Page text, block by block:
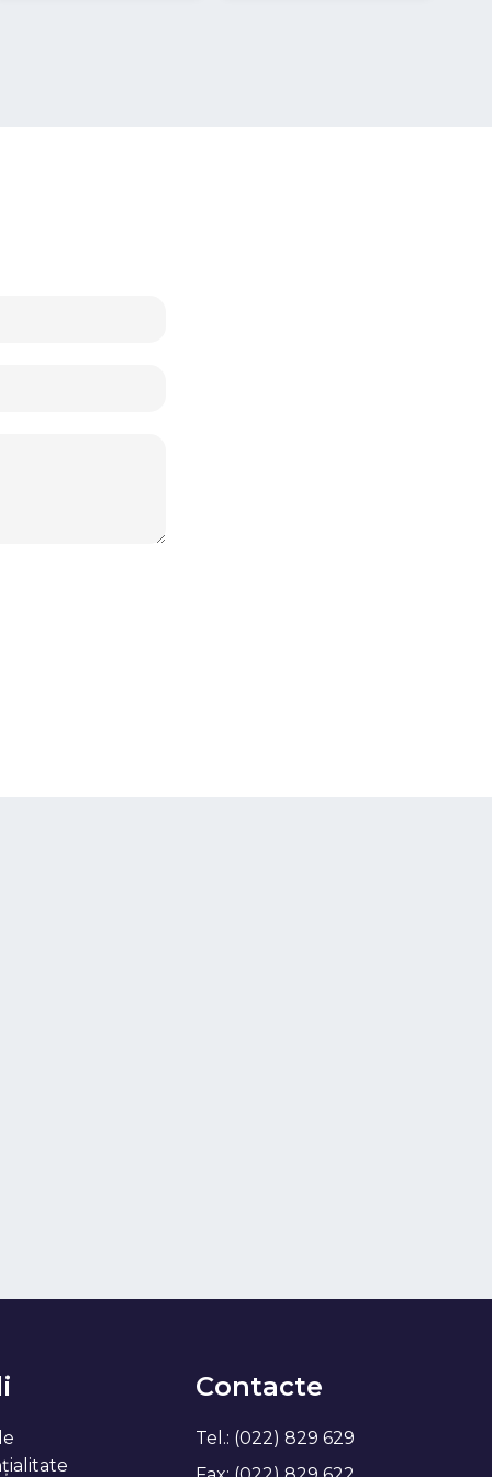
Contacte
Tel.: (022) 829 629